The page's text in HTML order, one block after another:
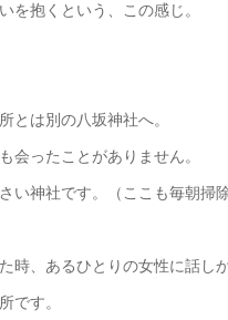
を抱くという、この感じ。
とは別の八坂神社へ。
会ったことがありません。
い神社です。（ここも毎朝掃除
時、あるひとりの女性に話しか
です。